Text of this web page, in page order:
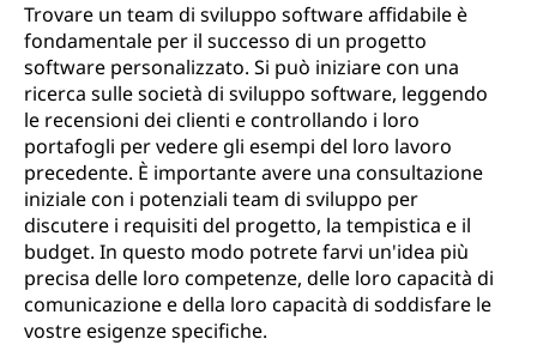
Trovare un team di sviluppo software affidabile è
fondamentale per il successo di un progetto
software personalizzato. Si può iniziare con una
ricerca sulle società di sviluppo software, leggendo
le recensioni dei clienti e controllando i loro
portafogli per vedere gli esempi del loro lavoro
precedente. È importante avere una consultazione
iniziale con i potenziali team di sviluppo per
discutere i requisiti del progetto, la tempistica e il
budget. In questo modo potrete farvi un'idea più
precisa delle loro competenze, delle loro capacità di
comunicazione e della loro capacità di soddisfare le
vostre esigenze specifiche.